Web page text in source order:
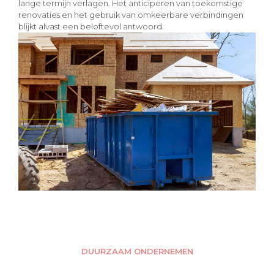
lange termijn verlagen. Het anticiperen van toekomstige
renovaties en het gebruik van omkeerbare verbindingen
blijkt alvast een beloftevol antwoord.
DUURZAAM ONDERNEMEN